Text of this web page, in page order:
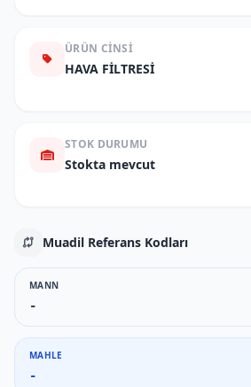
ÜRÜN CINSI
HAVA FİLTRESİ
STOK DURUMU
Stokta mevcut
Muadil Referans Kodları
MANN
-
MAHLE
-